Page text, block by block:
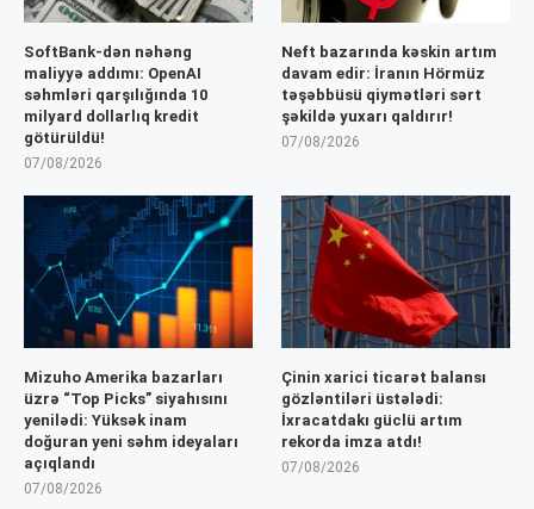
SoftBank-dən nəhəng
maliyyə addımı: OpenAI
səhmləri qarşılığında 10
milyard dollarlıq kredit
götürüldü!
07/08/2026
Neft bazarında kəskin artım
davam edir: İranın Hörmüz
təşəbbüsü qiymətləri sərt
şəkildə yuxarı qaldırır!
07/08/2026
Mizuho Amerika bazarları
üzrə “Top Picks” siyahısını
yenilədi: Yüksək inam
doğuran yeni səhm ideyaları
açıqlandı
07/08/2026
Çinin xarici ticarət balansı
gözləntiləri üstələdi:
İxracatdakı güclü artım
rekorda imza atdı!
07/08/2026